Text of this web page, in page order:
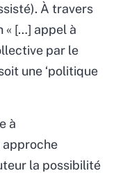
À travers
« […] appel à
par le
une ‘politique
à
approche
la possibilité